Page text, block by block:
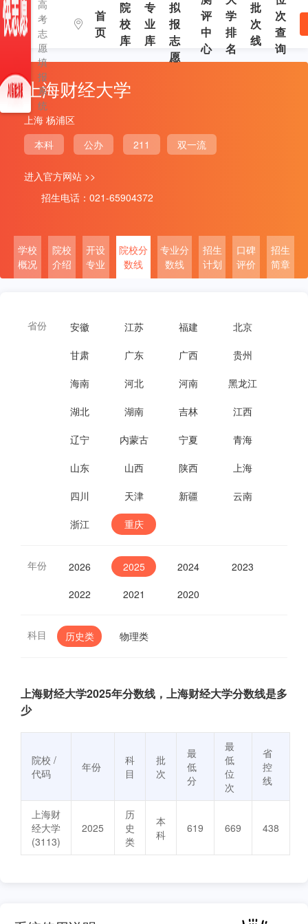
高
考
志
愿
填
报
系
统
首
页
院
校
库
专
业
库
拟
报
志
愿
评
中
心
学
排
名
批
次
线
次
查
询
上海财经大学
上海 杨浦区
本科
公办 211 双一流
进入官方网站 >>
招生电话：021-65904372
学校
概况
院校
介绍
开设
专业
院校分
数线
专业分
数线
招生
计划
口碑
评价
招生
简章
省份 安徽 江苏 福建 北京
甘肃 广东 广西 贵州
海南 河北 河南 黑龙江
湖北 湖南 吉林 江西
辽宁 内蒙古 宁夏 青海
山东 山西 陕西 上海
四川 天津 新疆 云南
浙江 重庆
年份 2026 2025 2024
2023
2022
2021 2020
科目 历史类 物理类
上海财经大学2025年分数线，上海财经大学分数线是多
少
院校 /
代码
年份
科
目
批
次
最
低
分
最
低
位
次
省
控
线
上海财
经大学
(3113)
2025
历
史
类
本
科
619 669 438